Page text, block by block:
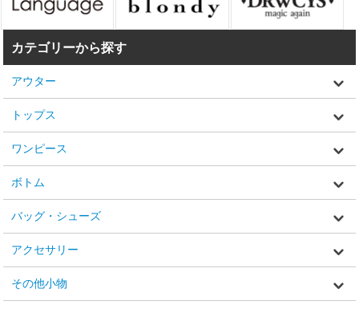
カテゴリーから探す
アウター
トップス
ワンピース
ボトム
バッグ・シューズ
アクセサリー
その他小物